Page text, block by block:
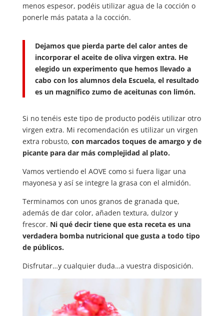
menos espesor, podéis utilizar agua de la cocción o
ponerle más patata a la cocción.
Dejamos que pierda parte del calor antes de
incorporar el aceite de oliva virgen extra. He
elegido un experimento que hemos llevado a
cabo con los alumnos dela Escuela, el resultado
es un magnífico zumo de aceitunas con limón.
Si no tenéis este tipo de producto podéis utilizar otro
virgen extra. Mi recomendación es utilizar un virgen
extra robusto, con marcados toques de amargo y de
picante para dar más complejidad al plato.
Vamos vertiendo el AOVE como si fuera ligar una
mayonesa y así se integre la grasa con el almidón.
Terminamos con unos granos de granada que,
además de dar color, añaden textura, dulzor y
frescor. Ni qué decir tiene que esta receta es una
verdadera bomba nutricional que gusta a todo tipo
de públicos.
Disfrutar…y cualquier duda…a vuestra disposición.